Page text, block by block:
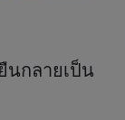
นกลายเป็น